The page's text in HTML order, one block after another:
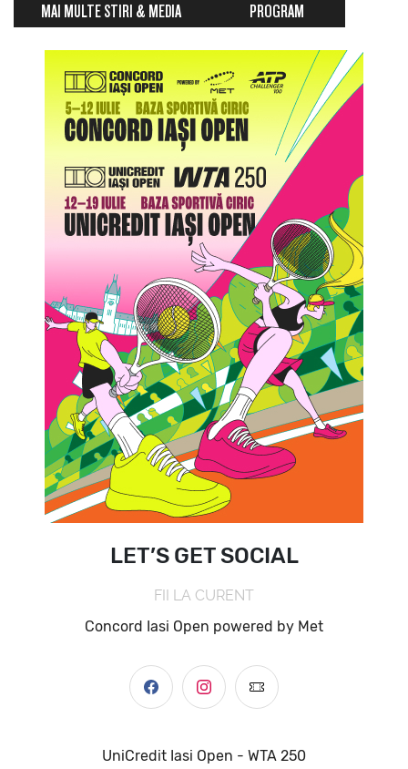
MAI MULTE STIRI & MEDIA PROGRAM
LET’S GET SOCIAL
FII LA CURENT
Concord Iasi Open powered by Met
UniCredit Iasi Open - WTA 250